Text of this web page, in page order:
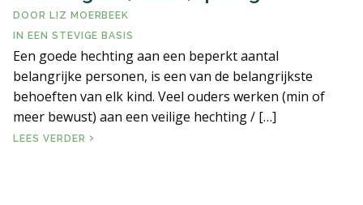
ERVARINGSBLOG
VEELGESTELDE VRAGEN
LITERATUUR EN LINKS
DOOR LIZ MOERBEEK
IN EEN STEVIGE BASIS
Een goede hechting aan een beperkt aantal
belangrijke personen, is een van de belangrijkste
behoeften van elk kind. Veel ouders werken (min of
meer bewust) aan een veilige hechting / […]
LEES VERDER HECHTING EN (KINDER)OPVANG